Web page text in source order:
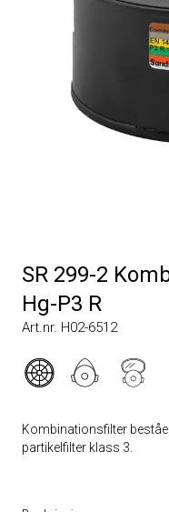
SR 299-2
Hg-P3 R
Art.nr. H02-6512
Kombinationsfilter
partikelfilter klass 3.